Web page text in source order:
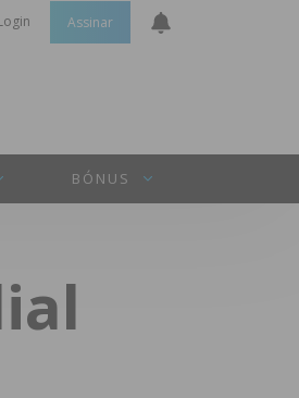
INICIAR SESSÃO
Assinar
BÓNUS